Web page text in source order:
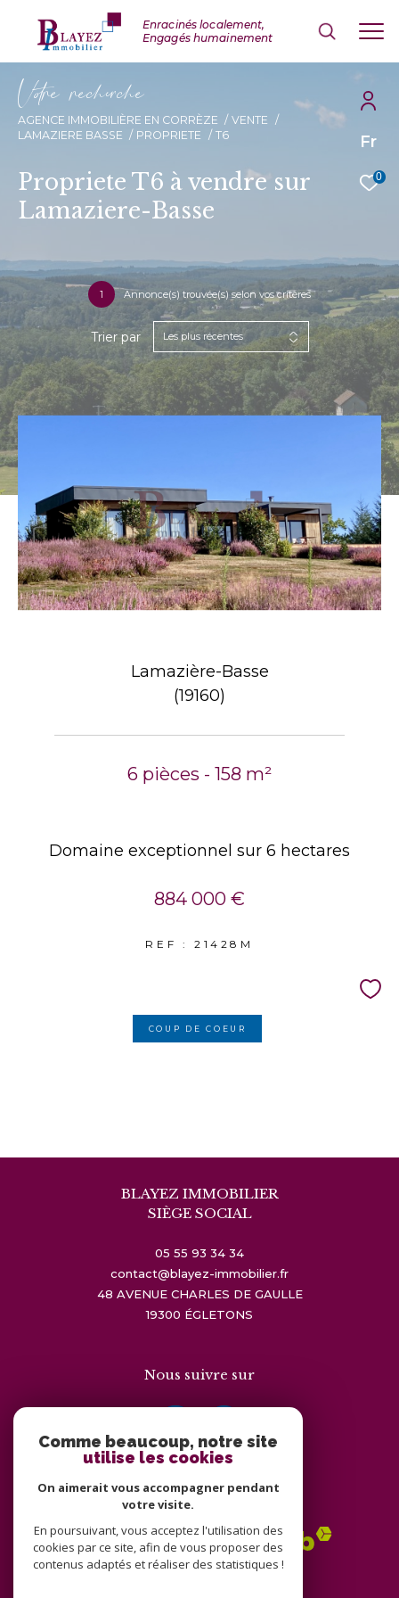
Fr
0
Vore recece
AGENCE IMMOBILIÈRE EN CORRÈZE
VENTE
LAMAZIERE BASSE
PROPRIETE T6
Propriete T6 à vendre sur
Lamaziere-Basse
1 Annonce(s) trouvée(s) selon vos critères
Trier par Les plus récentes
Lamazière-Basse
(19160)
6 pièces - 158 m²
Domaine exceptionnel sur 6 hectares
884 000 €
REF : 21428M
COUP DE COEUR
BLAYEZ IMMOBILIER
SIÈGE SOCIAL
05 55 93 34 34
contact@blayez-immobilier.fr
48 AVENUE CHARLES DE GAULLE
19300
ÉGLETONS
Nous suivre sur
Adhérents
Comme beaucoup, notre site
utilise les cookies
On aimerait vous accompagner pendant
votre visite.
En poursuivant, vous acceptez l'utilisation des
cookies par ce site, afin de vous proposer des
contenus adaptés et réaliser des statistiques !